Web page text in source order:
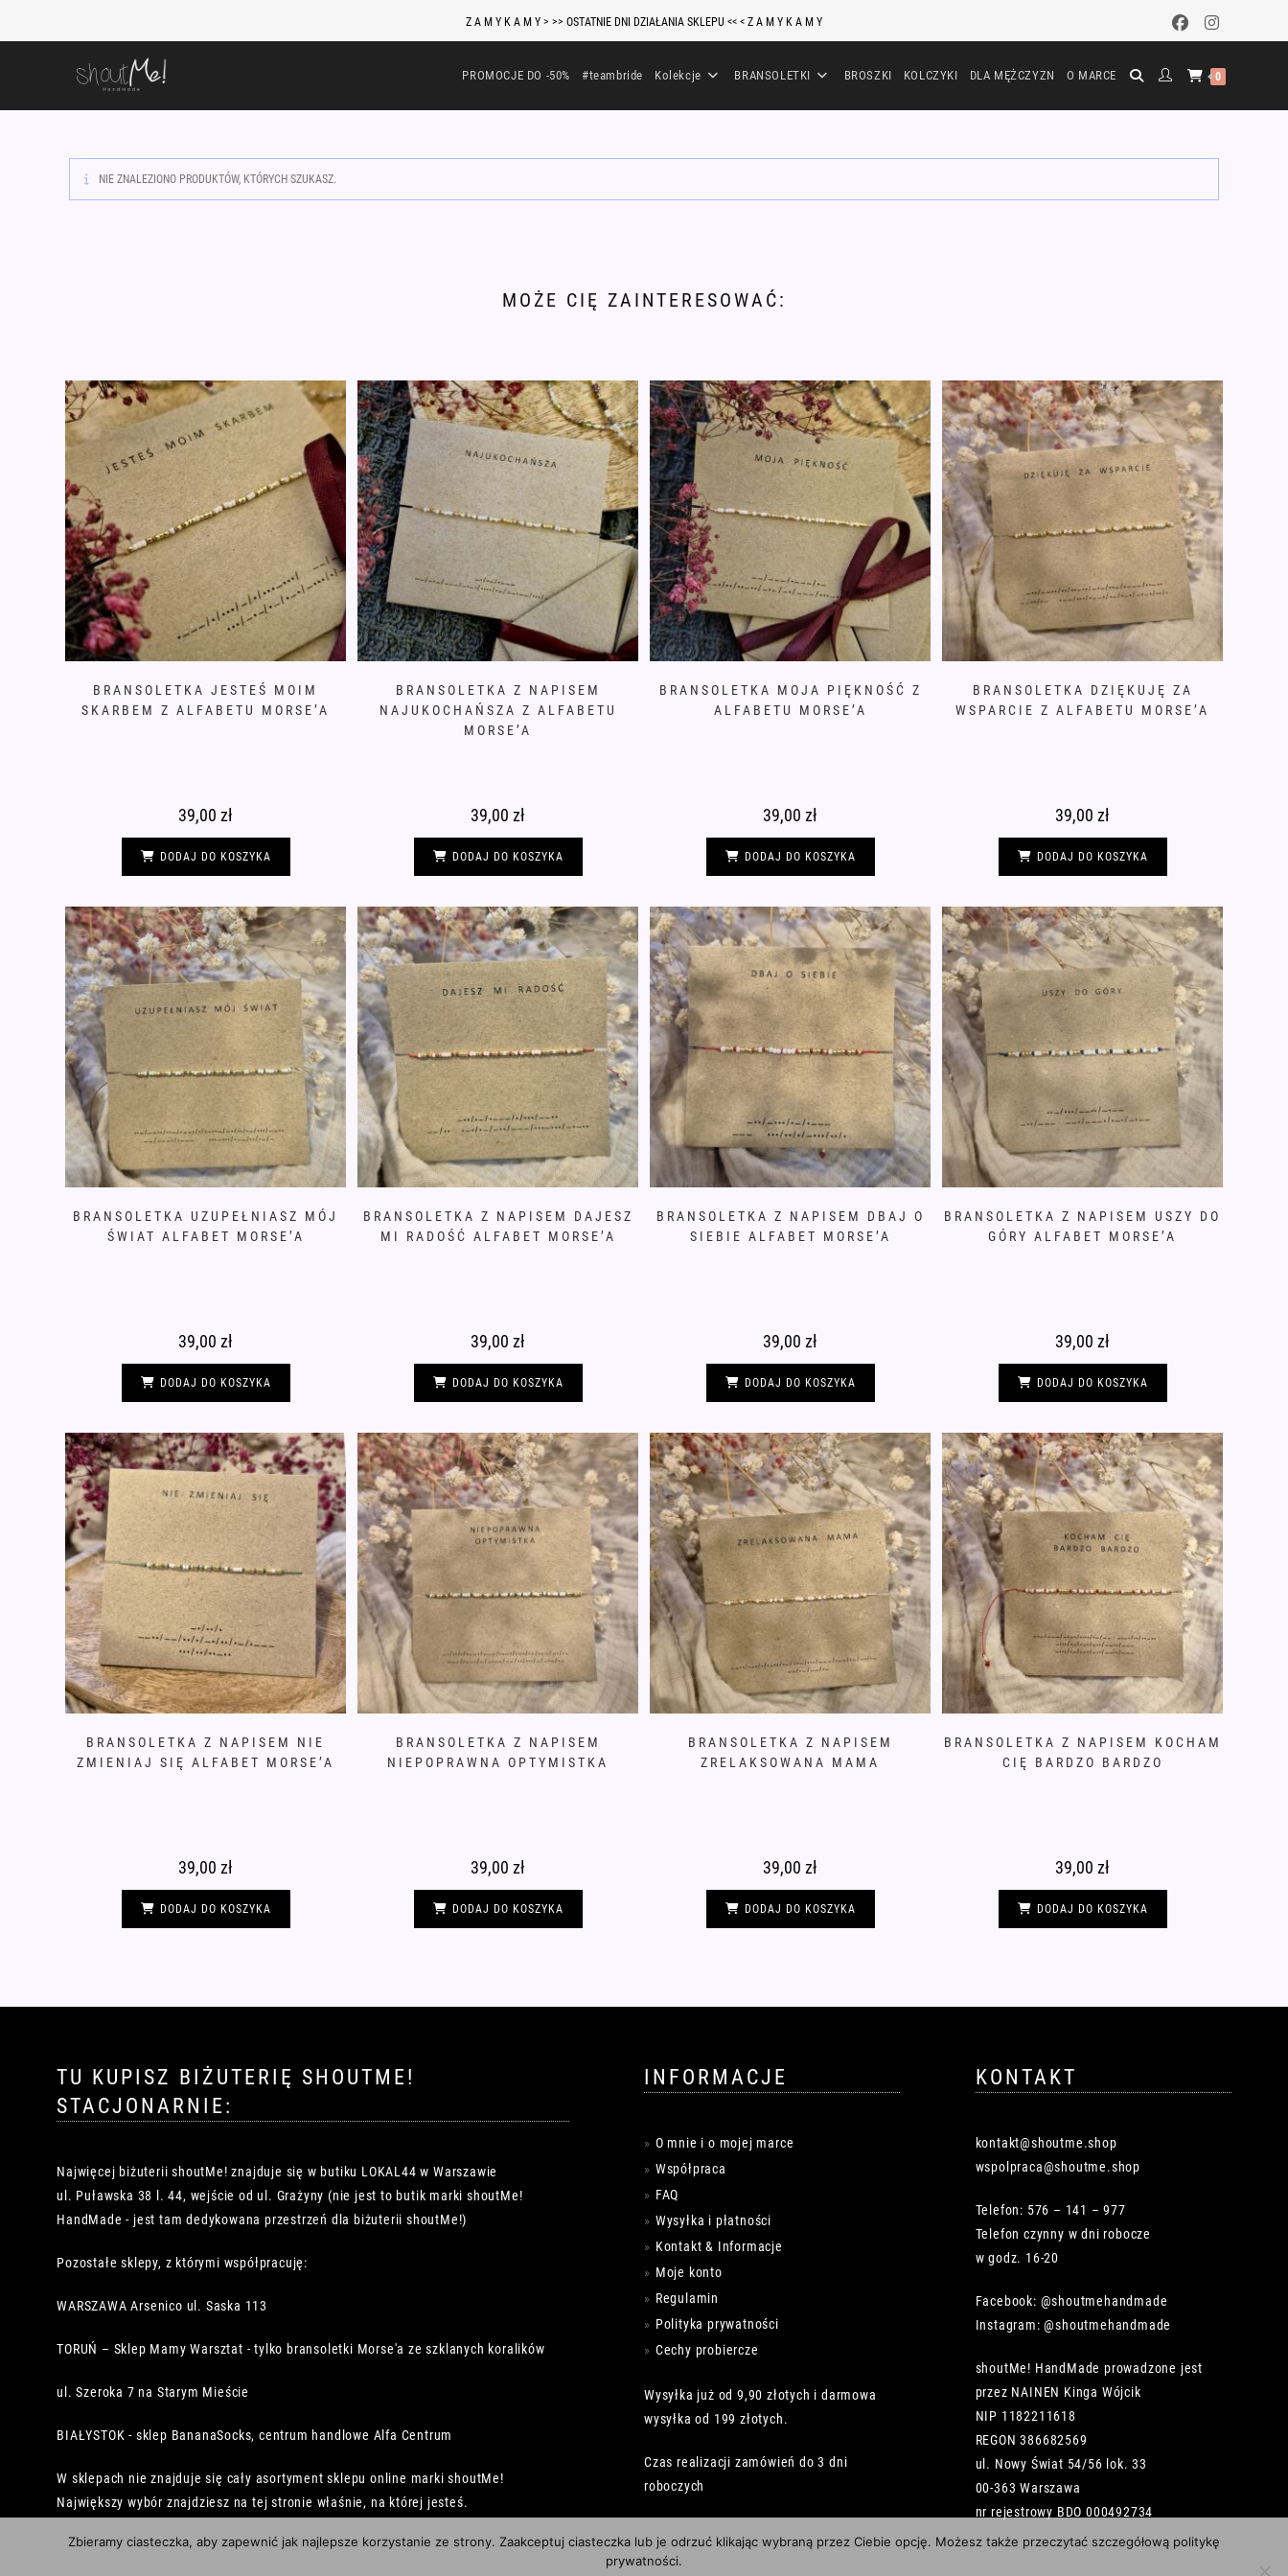
Z A M Y K A M Y > >> OSTATNIE DNI DZIAŁANIA SKLEPU << < Z A M Y K A M Y
PROMOCJE DO -50% #teambride Kolekcje BRANSOLETKI BROSZKI KOLCZYKI DLA MĘŻCZYZN O MARCE 0
NIE ZNALEZIONO PRODUKTÓW, KTÓRYCH SZUKASZ.
MOŻE CIĘ ZAINTERESOWAĆ:
BRANSOLETKA JESTEŚ MOIM
SKARBEM Z ALFABETU MORSE’A
39,00 zł
DODAJ DO KOSZYKA
BRANSOLETKA Z NAPISEM
NAJUKOCHAŃSZA Z ALFABETU
MORSE’A
39,00 zł
DODAJ DO KOSZYKA
BRANSOLETKA MOJA PIĘKNOŚĆ Z
ALFABETU MORSE’A
39,00 zł
DODAJ DO KOSZYKA
BRANSOLETKA DZIĘKUJĘ ZA
WSPARCIE Z ALFABETU MORSE’A
39,00 zł
DODAJ DO KOSZYKA
BRANSOLETKA UZUPEŁNIASZ MÓJ
ŚWIAT ALFABET MORSE’A
39,00 zł
DODAJ DO KOSZYKA
BRANSOLETKA Z NAPISEM DAJESZ
MI RADOŚĆ ALFABET MORSE’A
39,00 zł
DODAJ DO KOSZYKA
BRANSOLETKA Z NAPISEM DBAJ O
SIEBIE ALFABET MORSE’A
39,00 zł
DODAJ DO KOSZYKA
BRANSOLETKA Z NAPISEM USZY DO
GÓRY ALFABET MORSE’A
39,00 zł
DODAJ DO KOSZYKA
BRANSOLETKA Z NAPISEM NIE
ZMIENIAJ SIĘ ALFABET MORSE’A
39,00 zł
DODAJ DO KOSZYKA
BRANSOLETKA Z NAPISEM
NIEPOPRAWNA OPTYMISTKA
39,00 zł
DODAJ DO KOSZYKA
BRANSOLETKA Z NAPISEM
ZRELAKSOWANA MAMA
39,00 zł
DODAJ DO KOSZYKA
BRANSOLETKA Z NAPISEM KOCHAM
CIĘ BARDZO BARDZO
39,00 zł
DODAJ DO KOSZYKA
TU KUPISZ BIŻUTERIĘ SHOUTME!
STACJONARNIE:
Najwięcej biżuterii shoutMe! znajduje się w butiku LOKAL44 w Warszawie
ul. Puławska 38 l. 44, wejście od ul. Grażyny (nie jest to butik marki shoutMe!
HandMade - jest tam dedykowana przestrzeń dla biżuterii shoutMe!)
Pozostałe sklepy, z którymi współpracuję:
WARSZAWA Arsenico ul. Saska 113
TORUŃ – Sklep Mamy Warsztat - tylko bransoletki Morse'a ze szklanych koralików
ul. Szeroka 7 na Starym Mieście
BIAŁYSTOK - sklep BananaSocks, centrum handlowe Alfa Centrum
W sklepach nie znajduje się cały asortyment sklepu online marki shoutMe!
Największy wybór znajdziesz na tej stronie właśnie, na której jesteś.
INFORMACJE
O mnie i o mojej marce
Współpraca
FAQ
Wysyłka i płatności
Kontakt & Informacje
Moje konto
Regulamin
Polityka prywatności
Cechy probiercze
Wysyłka już od 9,90 złotych i darmowa
wysyłka od 199 złotych.
Czas realizacji zamówień do 3 dni
roboczych
KONTAKT
kontakt@shoutme.shop
wspolpraca@shoutme.shop
Telefon: 576 – 141 – 977
Telefon czynny w dni robocze
w godz. 16-20
Facebook: @shoutmehandmade
Instagram: @shoutmehandmade
shoutMe! HandMade prowadzone jest
przez NAINEN Kinga Wójcik
NIP 1182211618
REGON 386682569
ul. Nowy Świat 54/56 lok. 33
00-363 Warszawa
nr rejestrowy BDO 000492734
Zbieramy ciasteczka, aby zapewnić jak najlepsze korzystanie ze strony. Zaakceptuj ciasteczka lub je odrzuć klikając wybraną przez Ciebie opcję. Możesz także przeczytać szczegółową politykę
prywatności.